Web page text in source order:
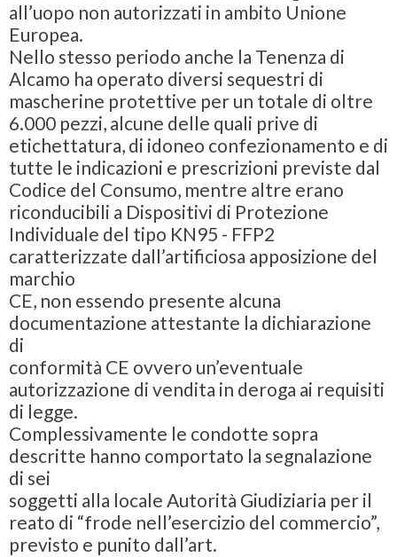
all’uopo non autorizzati in ambito Unione
Europea.
Nello stesso periodo anche la Tenenza di
Alcamo ha operato diversi sequestri di
mascherine protettive per un totale di oltre
6.000 pezzi, alcune delle quali prive di
etichettatura, di idoneo confezionamento e di
tutte le indicazioni e prescrizioni previste dal
Codice del Consumo, mentre altre erano
riconducibili a Dispositivi di Protezione
Individuale del tipo KN95 - FFP2
caratterizzate dall’artificiosa apposizione del
marchio
CE, non essendo presente alcuna
documentazione attestante la dichiarazione
di
conformità CE ovvero un’eventuale
autorizzazione di vendita in deroga ai requisiti
di legge.
Complessivamente le condotte sopra
descritte hanno comportato la segnalazione
di sei
soggetti alla locale Autorità Giudiziaria per il
reato di “frode nell’esercizio del commercio”,
previsto e punito dall’art.